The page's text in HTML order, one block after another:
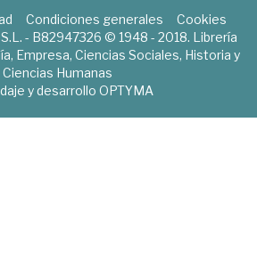
Condiciones generales
Cookies
- B82947326 © 1948 - 2018. Librería
Empresa, Ciencias Sociales, Historia y
Ciencias Humanas
y desarrollo OPTYMA